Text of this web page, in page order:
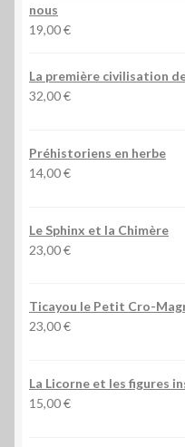
nous
19,00€
La première civilisation
32,00€
Préhistoriens en herbe
14,00€
Le Sphinx et la Chimère
23,00€
Ticayou le Petit Cro-
23,00€
La Licorne et les figures
15,00€